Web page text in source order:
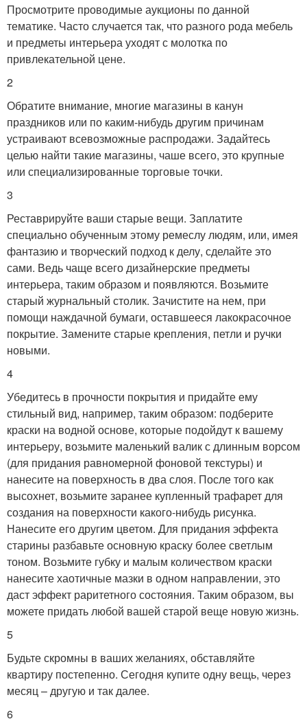
Просмотрите проводимые аукционы по данной
тематике. Часто случается так, что разного рода мебель
и предметы интерьера уходят с молотка по
привлекательной цене.
2
Обратите внимание, многие магазины в канун
праздников или по каким-нибудь другим причинам
устраивают всевозможные распродажи. Задайтесь
целью найти такие магазины, чаше всего, это крупные
или специализированные торговые точки.
3
Реставрируйте ваши старые вещи. Заплатите
специально обученным этому ремеслу людям, или, имея
фантазию и творческий подход к делу, сделайте это
сами. Ведь чаще всего дизайнерские предметы
интерьера, таким образом и появляются. Возьмите
старый журнальный столик. Зачистите на нем, при
помощи наждачной бумаги, оставшееся лакокрасочное
покрытие. Замените старые крепления, петли и ручки
новыми.
4
Убедитесь в прочности покрытия и придайте ему
стильный вид, например, таким образом: подберите
краски на водной основе, которые подойдут к вашему
интерьеру, возьмите маленький валик с длинным ворсом
(для придания равномерной фоновой текстуры) и
нанесите на поверхность в два слоя. После того как
высохнет, возьмите заранее купленный трафарет для
создания на поверхности какого-нибудь рисунка.
Нанесите его другим цветом. Для придания эффекта
старины разбавьте основную краску более светлым
тоном. Возьмите губку и малым количеством краски
нанесите хаотичные мазки в одном направлении, это
даст эффект раритетного состояния. Таким образом, вы
можете придать любой вашей старой веще новую жизнь.
5
Будьте скромны в ваших желаниях, обставляйте
квартиру постепенно. Сегодня купите одну вещь, через
месяц – другую и так далее.
6